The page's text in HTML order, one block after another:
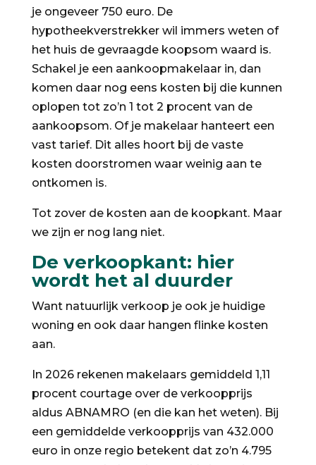
je ongeveer 750 euro. De
hypotheekverstrekker wil immers weten of
het huis de gevraagde koopsom waard is.
Schakel je een aankoopmakelaar in, dan
komen daar nog eens kosten bij die kunnen
oplopen tot zo’n 1 tot 2 procent van de
aankoopsom. Of je makelaar hanteert een
vast tarief. Dit alles hoort bij de vaste
kosten doorstromen waar weinig aan te
ontkomen is.
Tot zover de kosten aan de koopkant. Maar
we zijn er nog lang niet.
De verkoopkant: hier
wordt het al duurder
Want natuurlijk verkoop je ook je huidige
woning en ook daar hangen flinke kosten
aan.
In 2026 rekenen makelaars gemiddeld 1,11
procent courtage over de verkoopprijs
aldus ABNAMRO (en die kan het weten). Bij
een gemiddelde verkoopprijs van 432.000
euro in onze regio betekent dat zo’n 4.795